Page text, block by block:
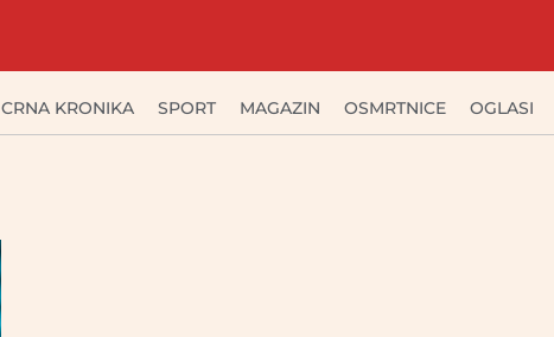
CRNA KRONIKA SPORT MAGAZIN OSMRTNICE OGLASI